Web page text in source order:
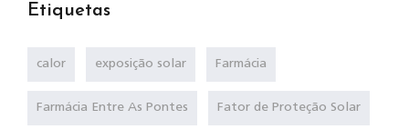
Etiquetas
calor exposição solar Farmácia
Farmácia Entre As Pontes Fator de Proteção Solar